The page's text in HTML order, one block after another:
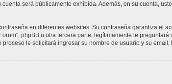
será públicamente exhibida. Además, en su cuenta,
en diferentes websites. Su contraseña garantiza el
phpBB u otra tercera parte, legítimamente le preguntará
le solicitará ingresar su nombre de usuario y su email,